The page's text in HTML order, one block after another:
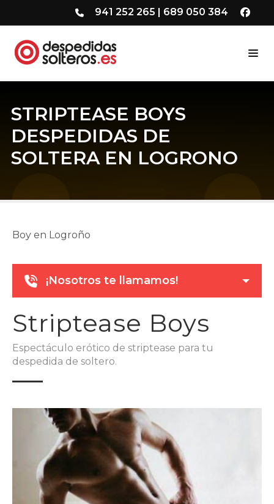
941 252 265 | 689 050 384
STRIPTEASE BOYS
DESPEDIDAS DE
SOLTERA EN LOGRONO
Boy en Logroño
¡Nosotros te llamamos!
Striptease Boys
Espectáculo erótico de striptease para tu
despedida de soltero.